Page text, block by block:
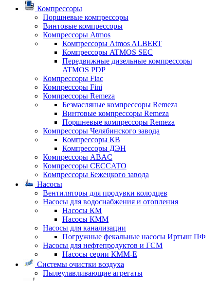
Компрессоры
Поршневые компрессоры
Винтовые компрессоры
Компрессоры Atmos
Компрессоры Atmos ALBERT
Компрессоры ATMOS SEC
Передвижные дизельные компрессоры
ATMOS PDP
Компрессоры Fiac
Компрессоры Fini
Компрессоры Remeza
Безмасляные компрессоры Remeza
Винтовые компрессоры Remeza
Поршневые компрессоры Remeza
Компрессоры Челябинского завода
Компрессоры КВ
Компрессоры ДЭН
Компрессоры ABAC
Компрессоры CECCATO
Компрессоры Бежецкого завода
Насосы
Вентиляторы для продувки колодцев
Насосы для водоснабжения и отопления
Насосы КМ
Насосы КММ
Насосы для канализации
Погружные фекальные насосы Иртыш ПФ
Насосы для нефтепродуктов и ГСМ
Насосы серии КММ-Е
Системы очистки воздуха
Пылеулавливающие агрегаты